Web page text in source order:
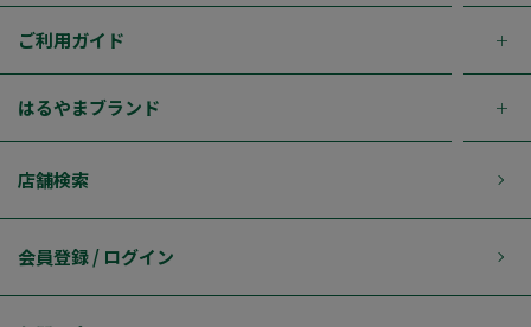
ご利用ガイド
はるやまブランド
店舗検索
会員登録 / ログイン